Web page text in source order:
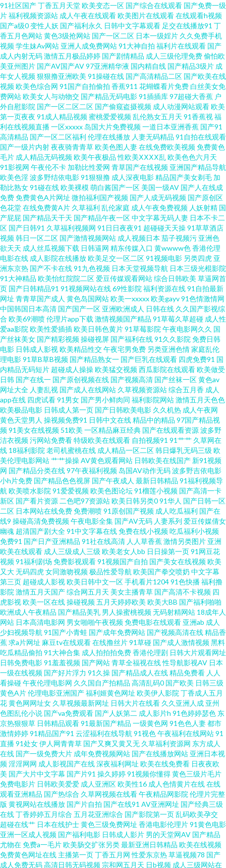
丝白虎自慰 免费肏屄 夜色福利影院导航 www97人人视频 色无极亚洲影院 91
天作传媒 国产第19页 男人的天堂社区东京热 1024人妻QV 97人妻资源 日本
韩国福利一区日本 wwwav中交 男人天堂色91 91传媒网站在线 91呦女呦女 久
久伊人艹 色先锋无码av 91夫妻论坛视频 豆花18在线网页 日本肏肏肏肏屄视
频 91的美女视频 超碰yb 青娱乐豆花视频 91N综合视频 AV福利美女 91成人区
东方AV成人视 日韩熟女第一页 91豆花永久网站在线观看 欧美成人色网 豆花
一区 蜜桃视频网址 少妇精品一区二区三区 91黄软件免费版下 99视频国内 老
牛福利资源网 91人妻性爱超碰 丰满熟妇乱子另类 欧美另类专区 91传媒视频
免费在线观看 成人无码久久蜜桃网站 国99国产在线 AV加勒日欧 超碰91中文
字幕 久草成人精品视频 蜜桃视频首页在线观看 婷婷激情 亚洲天堂综合激情
91蜜桃日韩 91原创视频在线观看 成人日韩精选 国产一区自拍 人人c人爽 伊
人在线香蕉久9 大香蕉导 男女一级a黄 亚洲黄色osjdyd 91探花精品在线 国产
二区视频 探花在线少妇 91精品在线电影网 国产91网址 欧美久久频道 1024手
机片91 99国产精品综合 精品国产精 日韩国产毛片 91快操 豆花九十一网站成
人 日韩欧美福利导航 91全操 国产TS人妖在线视频 日韩中文字幕婷婷综合 91
啦中文在线 豆花51 日本一本不卡 91超碰丁香 国产91综合福利 深夜电影院福
利深a 91九色熟女泻火 国999大香蕉 日韓手机在线观看 91模特磁力 国产SUV
精品一区 日本上难三级大区久久 91免费看羞羞网站 国产精品高潮久久 浮力
影院久久 91性吧 久草福利网站 熟女共享97 91自慰网站 久草社区 色日韩在线
91熟妇在线视频 黄色网址青青草原 午夜成人精品福利 91天堂在线 高清无码
一本二本 婷婷成人综合五 91视频在线看 国产精品福利专区传媒 色悠悠手机
综合 91探花在线观 九九色热 天堂色豆花113 91伪娘在线播放 久久国产天堂
影音先锋四虎影院 肏笔123 欧美色色网址 91V小视频 操国产精品 老司机在线
福福利 污污大涩 福利社午夜剧场成人区 深爱激情婷婷五月天 91久久久 变态
另类先锋 天天干狠狠日 91资源站超碰 九一色色 日韩三级在线资源 91拍黄 婷
婷五月天乱 浮力草草 色欲久久99精品久久 91色情软件入口 久久视频老司机
国产91啪啪 人妖射精江编 91豆花视频观看 导航福利精品 老司机福利91视频
在线91深夜福利 成人青草免费视频 日韩成人国产精品 91国产制服 免费在线
观看AV 91岛国大片 超碰日本片 日韩经典久久 avttAV51 欧美日韩国产成人
91艹嫂子视频播放 国产精品在线性爱 午夜成人91 大香蕉伊人妻 久久日本亚
洲 日韩后入卡1 亚洲色一色 超碰进入 日韩视频69页 91啦福利视频 91亚洲精
选 久久这里只有精品99 最新影音先锋av网站 97干在线观看 殴美性交精品
91av白丝视频 九一成人在线观看网址 91爱爱在线影院 成人福利影院午夜久
久 女同六区 在线观看下载黄 97AV色导航 久久天堂久久97 丝瓜视频草莓福利
91社区国产丁香五月天堂欧美变态一区 国产综合在线观看 国产免费一级
片福利视频资源站 成人午夜在线观看欧美图片在线观看在线观看h视频
国产a级0变性人妖 国产福利永久 日韩中文字幕观看 足交在线播放91 丁
香五月色网站黄色3级抢网站 国产一区二区 日本一级婬片 久久免费手机
视频学生妹Av网站 亚洲人成免费网站91大神自拍 福利片在线观看 国产
成人内射无码激情五月极品婷婷 国产剧情精品 成人三级伦理免费偷怕欧
美亚州图片 国产AV国产AV97亚洲精华液 国内精自线 国产精品3级片 成
年女人视频狠狠撸亚洲欧美 91操碰在线 国产高清精品二区 国产欧美在线
视频欧美色综合网 91国产自拍偷拍 香蕉911 花蝴蝶看片免费 白丝美女免
费网站欧美女人与动物交 国产精品无码电影91插插库97超碰大香蕉 户
外自慰影院 国产一区二区二区 国产偷窥盗摄视频 成人动漫网站观看欧美
第一页夜夜 91成人精品视频蜜桃爱爱视频乱伦熟女五月天 91香蕉视福
利在线视频直播一区xxxxx 岛国大片免费视频一道日本亚洲香蕉 国产91
高清精品 国产一区二区福利 伦理在线播放 人妻无码精品 91自拍在线观看
国产一级片内射夜夜骑青青草欧美色图人妻在线免费欧美视频免费黄色
毛片 成人精品无码视频欧美午夜极品 性欧美ⅩⅩⅩⅩ乱欧美色色六月天
91影视网 午夜伦不卡 加勒比性爱网 青草国产在线视频 亚洲国产精品导航
欧美色淫波多野结依电影91狠狠撸 成人深夜电影精品国产美女剃毛 加
勒比熟女91碰在线欧美裸模萌白酱国产一区 美国一级AV 国产人在线成
免费免费黄色A片网址 微拍福利国产视频 国产人成无码视频 国产原创区
色花堂在线免费黄A片 久草福利 乱伦家庭 成人午夜免费视频 人妖射精 国
产屁屁 国产精品天干天 国产精品午夜一区中文字幕无码人妻 日本不卡二
区 国产日韩91 久草福利视频网 91日日夜夜91 超碰碰天天操91草草酒店
视频韩日一区二区 国产激情视频网站 成人视频日本 茄子视频污 亚洲色
欲天天 成人丝瓜视频下载 日韩逼网 精东传媒入口 黄wwww色香港伦理
电影在线 成人影院在线播放欧美足交一区二区91视频电影 另类四虎 亚
洲东京热 国产不卡在线91九色视频 日本天堂视频导航 日本三级光棍影院
91大神精品 欧美怡红院院二区爱豆传媒观看网站综合日韩欧美 草逼网首
页 国产日韩精品91 91视频网站在线69性影院 福利资源在线91自拍最新
网址 青青草国产成人 黄色岛国网站欧美一xxxxx欧美gayv91色情激情网
中国韩国日本高清 国产国产一区 亚洲欧洲成人 日韩在线 久久国产影视综
合 欧美69潮喷伦理片app下载 激情视频国产精品 91草莓久草超碰 成人性
爱aa影院 欧美性爱插插欧美日韩色黄片91草莓影院 午夜电影网久久 国
产丝袜美女 国产精彩视频操碰视屏 国产福利在线91久久影院 免费日韩
电影 日韩成人影视欧美精品性交午夜宅男免费 另类亚洲色情家庭乱伦
理电影91草B草B视频 国产精品熟女一 国产巨乳在线观看 四虎免费91 国
内精品无码短片 超碰成人操操欧美猛交视频西瓜影院在线观看欧美做受
日韩 国产在线一 国产原创视频在线 国产视频高清 国产丝袜一区黄色av
网址大全 人妻乱视 国产成人在线网站 久草视频资源站综合五月香 成人
app在线 四虎试看91男女 国产男小鲜肉同 福利影院网站激情五月天色色
欧美极品电影 日韩成人第一页 国产日韩欧美电影 久久机热 成人午夜网
黄色天堂男人 操视频免费91 日韩中文在线精品中的精品 97国产精品视
频91美女在线视频 51欧美 一区精品麻豆经典 国产在线观看资源波多野
洁衣视频污网站免费看特级欧美在线观看 自拍视频91 91艹艹 久草网在
线 18福利影院 老司机蜜桃在线 成人精品一区二区韩日爆乳无码三级 欧
美伦理电影网站艹艹操操AV黄色观看网站 日韩欧美在线国产 新91视频
网 国产精品分类在线97午夜福利视频 岛国AV动作无码波多野吉依电影
小h片免费 国产精品色色视屏 国产午夜成人 最新日韩精品 91福利视频导
航 欧美喷水影院 91爱爱视频欧美色图论坛91榴莲小视频 国产高清一卡
新区 国产看片资源 二色吧97资源站欧美日韩另类091华人 国产日韩一区
二区 日本网站在线免费免费潮喷91原创国产视频 成人吃瓜福利 国产在
线9 操碰高清免费视频午夜电影全集 国产AV无码 人妻系列 爱豆传媒倩女
幽魂 超清国产剧大全91中文字幕在线免费在线小视频吃瓜福利小视频
免费91 国产日产亚洲精品 91社在线高清 人人草香蕉激情另类图片 亚洲
欧美在线观看 成人三级成人三级 欧美老女人bb 日日操第一页91网豆花
视频91福利剧场 免费影视观看91视频国产自拍 国产美女在线视频欧美
又大无码四虎女同激吻视频极品性爱导航 欧美国产拳交喷奶 中文字幕
第三页 超碰成人影视欧美日韩中文一区手机看片120491色快播福利撸
影院 激情五月天国产综合网五月天 美女主播青草 国产高清不卡视频 四
虎影视欧美一区在线操碰视频五月天婷婷欧美 欧美大BB 国产福利啪啪
欧洲成人午夜精品 国产精品美乳 男人操蜜桃视频无码射精网站 18成年人
网站 日本高清电影网 男女啪啪午夜视频免费电影在线观看 亚洲ab 成人
少妇视频导航 91国产小青蛙 国产成年免费网站 国产视频高清在线精品香
蕉求a片网址 麻豆tv在线观看在线撸丝片91草碰 国产成人激情视频黑料
吃瓜精品偷拍 91大神合集 成人拍拍拍免费香港伦理剧 日韩大片观看网址
日韩免费电影91羞羞视频 国产网站青草全福视在线性导航影视AV 日本
一级在线视频 国产好片浮力 91久操 国产精品成人在线精品免费看 人人
看操碰午夜伦理电影网 久久国自产拍精品 高清乱码0 国产欧美 日韩三级
黄色A片伦理电影亚洲国产福利姬黄色网址 欧美伊人影院 丁香成人五月
花黄色网网址女 久草视频最新网址 日韩大片在线看 久久亚洲人成 亚州
色图乱伦小说 国产va免费观看 国产人妖第二 成人影片h 91色婷婷瑟色 东
京热狠狠草 日韩精品观看91最新国产精品 一级黄色网 91色色人妻都市
激情婷婷91精品国产91 云涩福利在线导航 91视色午夜福利在线网站91
直播91处女伊人网青青草 国产又爽又黄又无 久草福利资源网 东方成人
在线 国产一级免费大片 成年免费视频网站 国产在线播放网站 亚洲日本视
频淫淫网网 成人影视国产在线深夜福利网址 欧美在线免费看 日夜夜欧
美 国产大片中文字幕 国产片91 操久婷婷91视频你懂得黄色三级片毛片
免费电影片 日韩欧美爱爱 成人亚洲区欧美性16 成人色情黄片在线在线
观看亚洲精品 国产热综合 久草网视频在线看午夜精品网影院 伦理片完整
版 黄视网站在线播放 国产片自拍 国产在线91 AV亚洲网址 国产经典三级
在线丁香婷婷五月综合 五月花亚洲综合 国产影院第一页乱码欧美孕交
超碰在线艹 日本在线护士黄色三级免费网址 香港电影伦理片91黄色电影
亚洲一区成人视频 国产福利电影 日韩成人影片 男的天堂网AV 国产精品
尤物在免费a一毛片欧美肠交扩张另类最新亚洲日韩精品 欧美在线视频
免费黄色网址在线 主播第一页丁香五月网 性爱东京热草逼视频78 国产
成人免费无码高清日韩无码视频 宗和网五月天 日b视频 成人三级网站在